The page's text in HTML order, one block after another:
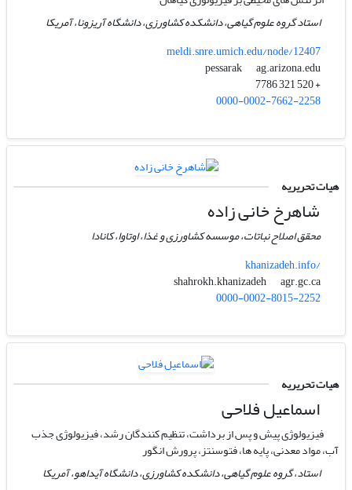
استاد گروه علوم گیاهی، دانشکده کشاورزی، دانشگاه آریزونا، آمریکا
meldi.snre.umich.edu/node/12407
pessarak
ag.arizona.edu
+ 520 321 7786
0000-0002-7662-2258
هیات تحریریه
شاهرخ خانی زاده
محقق اصلاح نباتات، موسسه کشاورزی و غذا، اوتاوا، کانادا
khanizadeh.info/
shahrokh.khanizadeh
agr.gc.ca
0000-0002-8015-2252
هیات تحریریه
اسماعیل فلاحی
فیزیولوژی پیش و پس از برداشت، تنظیم کنندگان رشد، فیزیولوژی جذب
آب، مواد معدنی، پایه ها، فتوسنتز، پرورش انگور
استاد، گروه علوم گیاهی، دانشکده کشاورزی، دانشگاه آیداهو، آمریکا